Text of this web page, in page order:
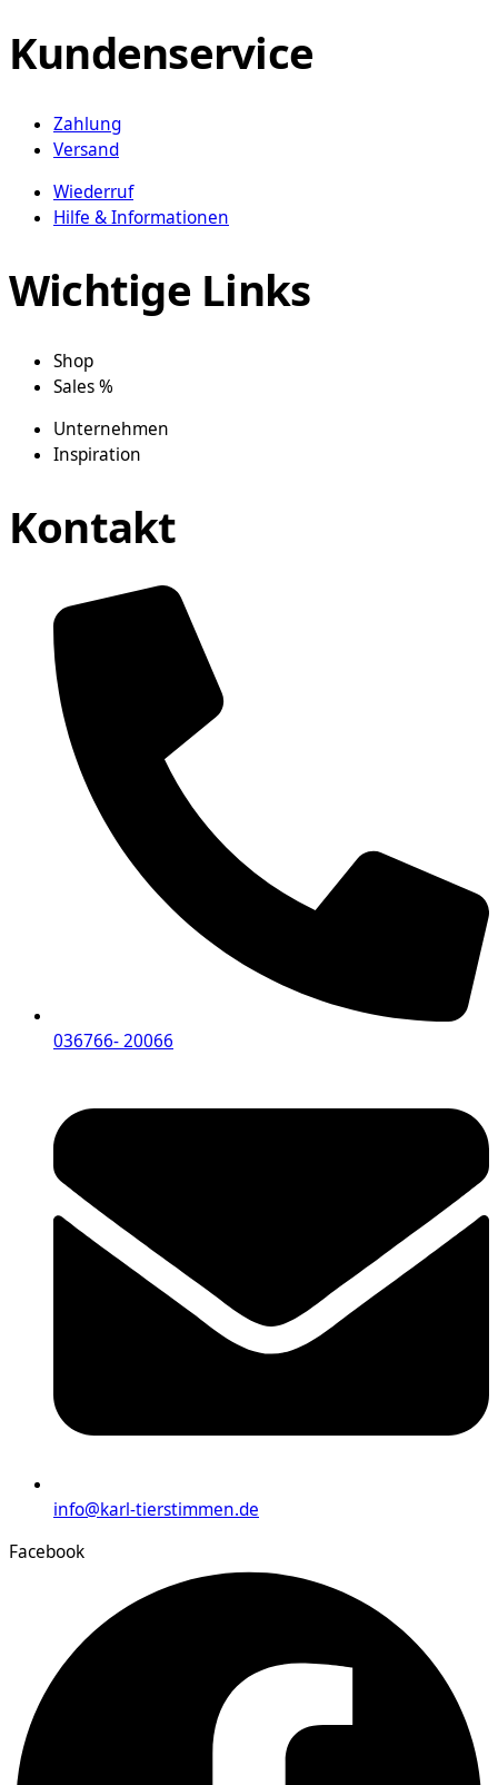
Kundenservice
Zahlung
Versand
Wiederruf
Hilfe & Informationen
Wichtige Links
Shop
Sales %
Unternehmen
Inspiration
Kontakt
036766- 20066
info@karl-tierstimmen.de
Facebook